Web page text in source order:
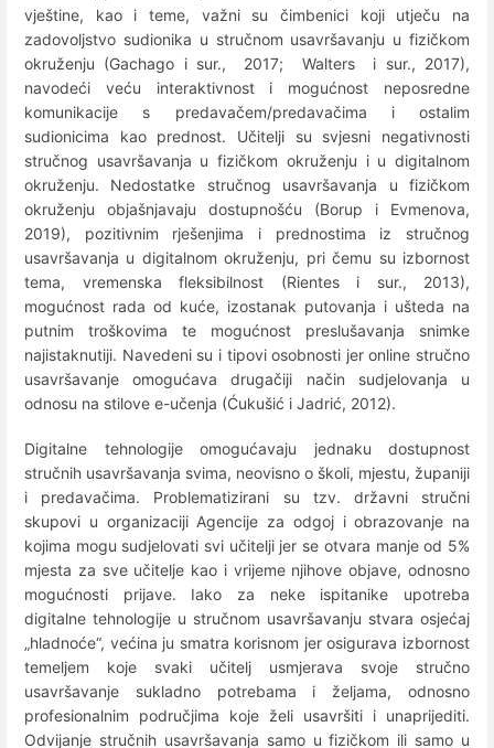
vještine, kao i teme, važni su čimbenici koji utječu na
zadovoljstvo sudionika u stručnom usavršavanju u fizičkom
okruženju (Gachago i sur., 2017; Walters i sur., 2017),
navodeći veću interaktivnost i mogućnost neposredne
komunikacije s predavačem/predavačima i ostalim
sudionicima kao prednost. Učitelji su svjesni negativnosti
stručnog usavršavanja u fizičkom okruženju i u digitalnom
okruženju. Nedostatke stručnog usavršavanja u fizičkom
okruženju objašnjavaju dostupnošću (Borup i Evmenova,
2019), pozitivnim rješenjima i prednostima iz stručnog
usavršavanja u digitalnom okruženju, pri čemu su izbornost
tema, vremenska fleksibilnost (Rientes i sur., 2013),
mogućnost rada od kuće, izostanak putovanja i ušteda na
putnim troškovima te mogućnost preslušavanja snimke
najistaknutiji. Navedeni su i tipovi osobnosti jer online stručno
usavršavanje omogućava drugačiji način sudjelovanja u
odnosu na stilove e-učenja (Ćukušić i Jadrić, 2012).
Digitalne tehnologije omogućavaju jednaku dostupnost
stručnih usavršavanja svima, neovisno o školi, mjestu, županiji
i predavačima. Problematizirani su tzv. državni stručni
skupovi u organizaciji Agencije za odgoj i obrazovanje na
kojima mogu sudjelovati svi učitelji jer se otvara manje od 5%
mjesta za sve učitelje kao i vrijeme njihove objave, odnosno
mogućnosti prijave. Iako za neke ispitanike upotreba
digitalne tehnologije u stručnom usavršavanju stvara osjećaj
„hladnoće“, većina ju smatra korisnom jer osigurava izbornost
temeljem koje svaki učitelj usmjerava svoje stručno
usavršavanje sukladno potrebama i željama, odnosno
profesionalnim područjima koje želi usavršiti i unaprijediti.
Odvijanje stručnih usavršavanja samo u fizičkom ili samo u